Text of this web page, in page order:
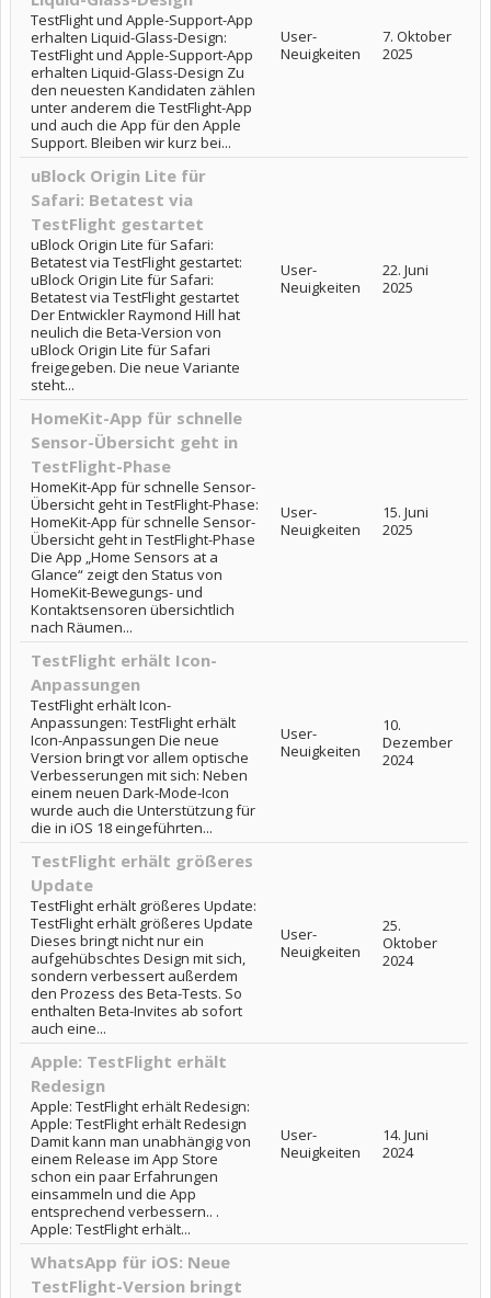
TestFlight und Apple-Support-App
erhalten Liquid-Glass-Design:
TestFlight und Apple-Support-App
erhalten Liquid-Glass-Design Zu
den neuesten Kandidaten zählen
unter anderem die TestFlight-App
und auch die App für den Apple
Support. Bleiben wir kurz bei...
User-
Neuigkeiten
7. Oktober
2025
uBlock Origin Lite für
Safari: Betatest via
TestFlight gestartet
uBlock Origin Lite für Safari:
Betatest via TestFlight gestartet:
uBlock Origin Lite für Safari:
Betatest via TestFlight gestartet
Der Entwickler Raymond Hill hat
neulich die Beta-Version von
uBlock Origin Lite für Safari
freigegeben. Die neue Variante
steht...
User-
Neuigkeiten
22. Juni
2025
HomeKit-App für schnelle
Sensor-Übersicht geht in
TestFlight-Phase
HomeKit-App für schnelle Sensor-
Übersicht geht in TestFlight-Phase:
HomeKit-App für schnelle Sensor-
Übersicht geht in TestFlight-Phase
Die App „Home Sensors at a
Glance“ zeigt den Status von
HomeKit-Bewegungs- und
Kontaktsensoren übersichtlich
nach Räumen...
User-
Neuigkeiten
15. Juni
2025
TestFlight erhält Icon-
Anpassungen
TestFlight erhält Icon-
Anpassungen: TestFlight erhält
Icon-Anpassungen Die neue
Version bringt vor allem optische
Verbesserungen mit sich: Neben
einem neuen Dark-Mode-Icon
wurde auch die Unterstützung für
die in iOS 18 eingeführten...
User-
Neuigkeiten
10.
Dezember
2024
TestFlight erhält größeres
Update
TestFlight erhält größeres Update:
TestFlight erhält größeres Update
Dieses bringt nicht nur ein
aufgehübschtes Design mit sich,
sondern verbessert außerdem
den Prozess des Beta-Tests. So
enthalten Beta-Invites ab sofort
auch eine...
User-
Neuigkeiten
25.
Oktober
2024
Apple: TestFlight erhält
Redesign
Apple: TestFlight erhält Redesign:
Apple: TestFlight erhält Redesign
Damit kann man unabhängig von
einem Release im App Store
schon ein paar Erfahrungen
einsammeln und die App
entsprechend verbessern.. .
Apple: TestFlight erhält...
User-
Neuigkeiten
14. Juni
2024
WhatsApp für iOS: Neue
TestFlight-Version bringt